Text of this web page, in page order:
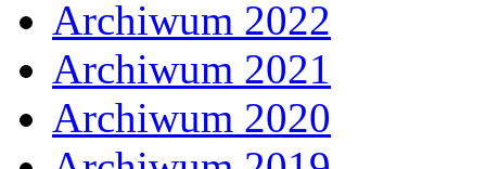
Archiwum 2022
Archiwum 2021
Archiwum 2020